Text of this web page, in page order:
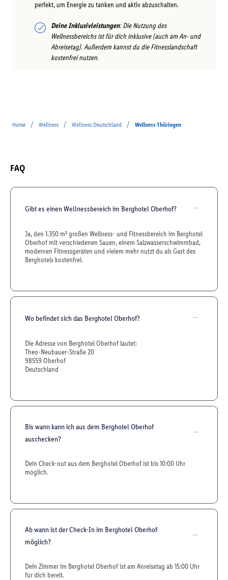
perfekt, um Energie zu tanken und aktiv abzuschalten.
Deine Inklusivleistungen: Die Nutzung des
Wellnessbereichs ist für dich inklusive (auch am An- und
Abreisetag). Außerdem kannst du die Fitnesslandschaft
kostenfrei nutzen.
Home / Wellness / Wellness Deutschland / Wellness Thüringen
FAQ
Gibt es einen Wellnessbereich im Berghotel Oberhof?
Ja, den 1.350 m² großen Wellness- und Fitnessbereich im Berghotel
Oberhof mit verschiedenen Sauen, einem Salzwasserschwimmbad,
modernen Fitnessgeräten und vielem mehr nutzt du als Gast des
Berghotels kostenfrei.
Wo befindet sich das Berghotel Oberhof?
Die Adresse von Berghotel Oberhof lautet:
Theo-Neubauer-Straße 20
98559 Oberhof
Deutschland
Bis wann kann ich aus dem Berghotel Oberhof
auschecken?
Dein Check-out aus dem Berghotel Oberhof ist bis 10:00 Uhr
möglich.
Ab wann ist der Check-In im Berghotel Oberhof
möglich?
Dein Zimmer im Berghotel Oberhof ist am Anreisetag ab 15:00 Uhr
für dich bereit.